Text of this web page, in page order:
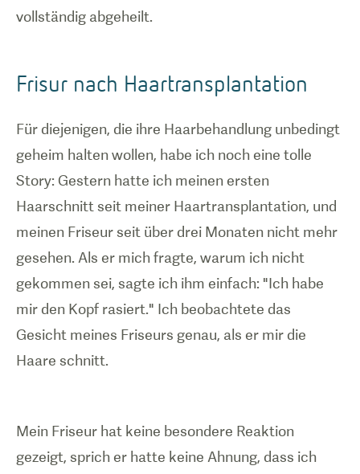
vollständig abgeheilt.
Frisur nach Haartransplantation
Für diejenigen, die ihre Haarbehandlung unbedingt
geheim halten wollen, habe ich noch eine tolle
Story: Gestern hatte ich meinen ersten
Haarschnitt seit meiner Haartransplantation, und
meinen Friseur seit über drei Monaten nicht mehr
gesehen. Als er mich fragte, warum ich nicht
gekommen sei, sagte ich ihm einfach: "Ich habe
mir den Kopf rasiert." Ich beobachtete das
Gesicht meines Friseurs genau, als er mir die
Haare schnitt.
Mein Friseur hat keine besondere Reaktion
gezeigt, sprich er hatte keine Ahnung, dass ich